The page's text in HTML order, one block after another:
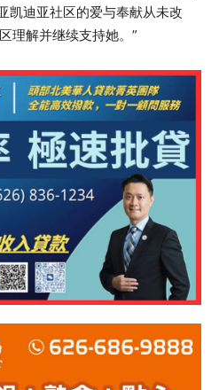
凯迪亚社区的爱与奉献从未改
理解并继续支持她。”